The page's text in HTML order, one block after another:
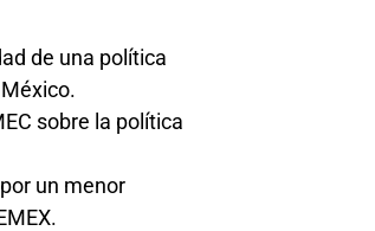
de una política
sobre la política
un menor